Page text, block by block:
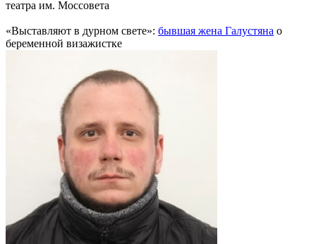
театра им. Моссовета
«Выставляют в дурном свете»: бывшая жена Галустяна о
беременной визажистке